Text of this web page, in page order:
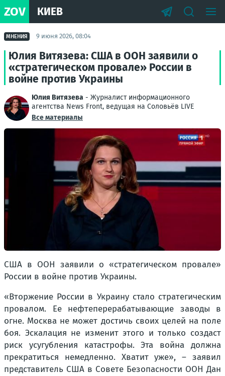
ZOV КИЕВ
МНЕНИЯ 9 июня 2026, 08:04
Юлия Витязева: США в ООН заявили о
«стратегическом провале» России в
войне против Украины
Юлия Витязева - Журналист информационного
агентства News Front, ведущая на Соловьёв LIVE
Все материалы
США в ООН заявили о «стратегическом провале»
России в войне против Украины.
«Вторжение России в Украину стало стратегическим
провалом. Ее нефтеперерабатывающие заводы в
огне. Москва не может достичь своих целей на поле
боя. Эскалация не изменит этого и только создаст
риск усугубления катастрофы. Эта война должна
прекратиться немедленно. Хватит уже», – заявил
представитель США в Совете Безопасности ООН Дан